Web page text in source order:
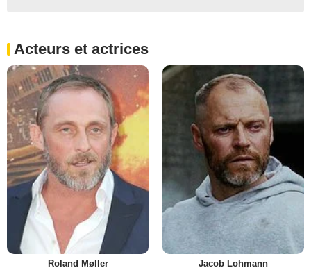
Acteurs et actrices
Roland Møller Jacob Lohmann